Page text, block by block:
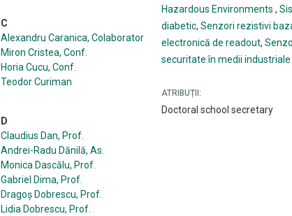
C
Alexandru Caranica, Colaborator
Miron Cristea, Conf.
Horia Cucu, Conf.
Teodor Curiman
D
Claudius Dan, Prof.
Andrei-Radu Dănilă, As.
Monica Dascălu, Prof.
Gabriel Dima, Prof.
Dragoş Dobrescu, Prof.
Lidia Dobrescu, Prof.
Hazardous Environments ,
diabetic, Senzori rezistivi
electronică de readout,
securitate în medii industriale
ATRIBUȚII:
Doctoral school secretary